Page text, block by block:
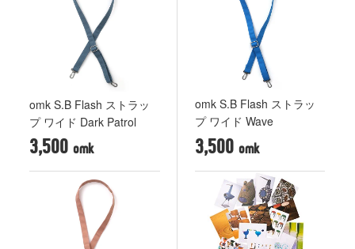
omk S.B Flash ストラッ
プ ワイド Dark Patrol
3,500
omk S.B Flash ストラッ
プ ワイド Wave
3,500